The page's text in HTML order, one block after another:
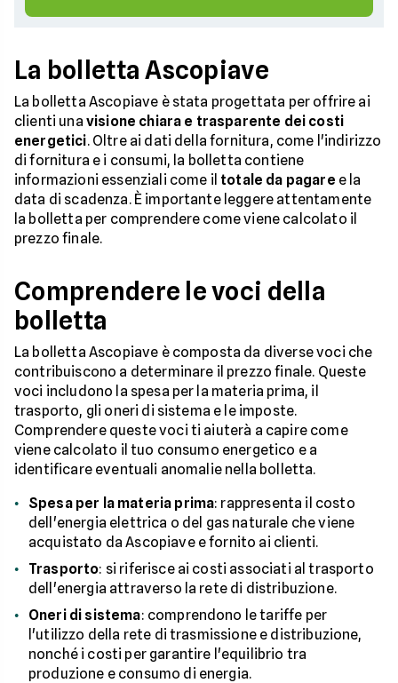
La bolletta Ascopiave
La bolletta Ascopiave è stata progettata per offrire ai
clienti una visione chiara e trasparente dei costi
energetici. Oltre ai dati della fornitura, come l'indirizzo
di fornitura e i consumi, la bolletta contiene
informazioni essenziali come il totale da pagare e la
data di scadenza. È importante leggere attentamente
la bolletta per comprendere come viene calcolato il
prezzo finale.
Comprendere le voci della
bolletta
La bolletta Ascopiave è composta da diverse voci che
contribuiscono a determinare il prezzo finale. Queste
voci includono la spesa per la materia prima, il
trasporto, gli oneri di sistema e le imposte.
Comprendere queste voci ti aiuterà a capire come
viene calcolato il tuo consumo energetico e a
identificare eventuali anomalie nella bolletta.
Spesa per la materia prima: rappresenta il costo
dell'energia elettrica o del gas naturale che viene
acquistato da Ascopiave e fornito ai clienti.
Trasporto: si riferisce ai costi associati al trasporto
dell'energia attraverso la rete di distribuzione.
Oneri di sistema: comprendono le tariffe per
l'utilizzo della rete di trasmissione e distribuzione,
nonché i costi per garantire l'equilibrio tra
produzione e consumo di energia.